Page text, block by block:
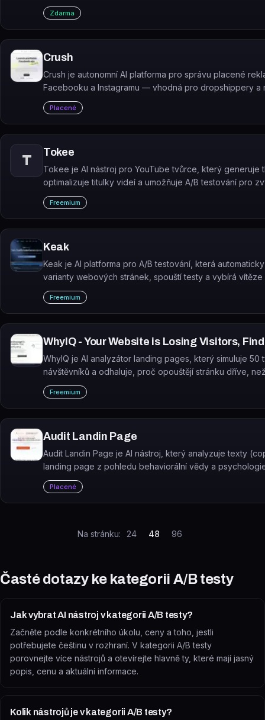
přizpůsobitelných digitálních postav.
Zdarma
Crush
Crush je autonomní AI platforma pro správu placené
Facebooku a Instagramu — vhodná pro dropshippery a
Placené
T
Tokee
Tokee je AI nástroj pro YouTube tvůrce, který generuje
optimalizuje titulky videí a umožňuje A/B testování pro
sledovanosti.
Freemium
Keak
Keak je AI platforma pro A/B testování, která
varianty webových stránek, spouští testy a vybírá
manuálního zásahu.
Freemium
WhyIQ - Your Website is Losing Visitors,
WhyIQ je AI analyzátor landing pages, který simuluje 50
návštěvníků a odhaluje, proč opouštějí stránku dříve,
Freemium
Audit Landin Page
Audit Landin Page je AI nástroj, který analyzuje texty
landing page z pohledu behaviorální vědy a
navrhuje úpravy pro zvýšení konverzí.
Placené
Na stránku: 24 48 96
Časté dotazy ke kategorii A/B testy
Jak vybrat AI nástroj v kategorii A/B testy?
Začněte podle konkrétního úkolu, ceny a toho, jestli
potřebujete češtinu v rozhraní. V kategorii A/B testy
porovnejte více nástrojů a otevírejte hlavně ty, které mají jasný
popis, cenu a aktuální informace.
Kolik nástrojů je v kategorii A/B testy?